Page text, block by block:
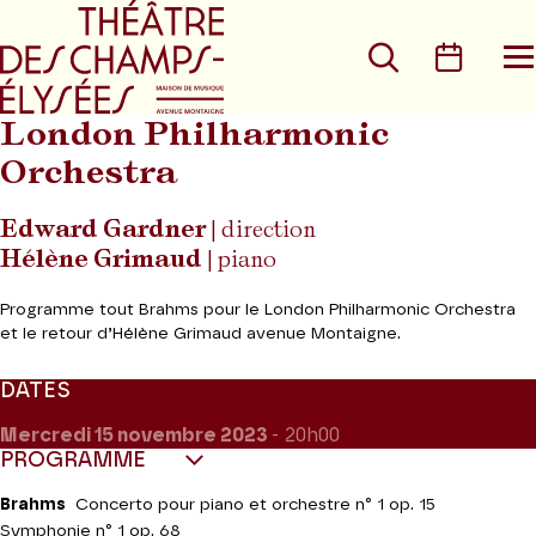
Aller au menu principal
Rechercher
London Philharmonic
Orchestra
Edward Gardner| direction
Hélène Grimaud | piano
Programme tout Brahms pour le London Philharmonic Orchestra
et le retour d’Hélène Grimaud avenue Montaigne.
DATES
Mercredi 15 novembre 2023 - 20h00
PROGRAMME
Brahms Concerto pour piano et orchestre n° 1 op. 15
Symphonie n° 1 op. 68